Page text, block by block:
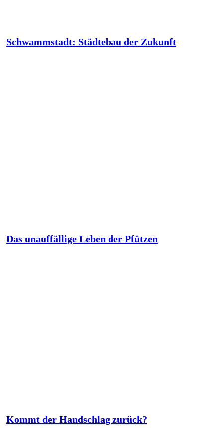
Schwammstadt: Städtebau der Zukunft
Das unauffällige Leben der Pfützen
Kommt der Handschlag zurück?